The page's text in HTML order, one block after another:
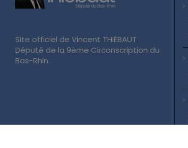
Site officiel de Vincent THIÉBAUT
Député de la 9ème Circonscription du
Bas-Rhin.